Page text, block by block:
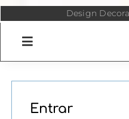
Skip
Design
Entrar